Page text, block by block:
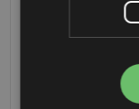
DKK 200,00